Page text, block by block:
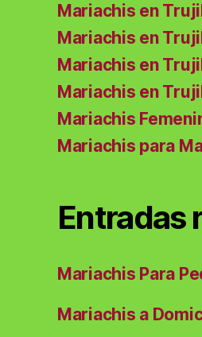
Mariachis en
Mariachis en
Mariachis en
Mariachis en
Mariachis
Mariachis para
Entradas
Mariachis Para
Mariachis a